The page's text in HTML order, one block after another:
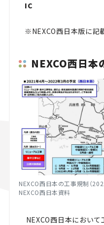
IC
※NEXCO西日本版に記
NEXCO西日本
NEXCO西日本の工事規制（
NEXCO西日本資料
NEXCO西日本において